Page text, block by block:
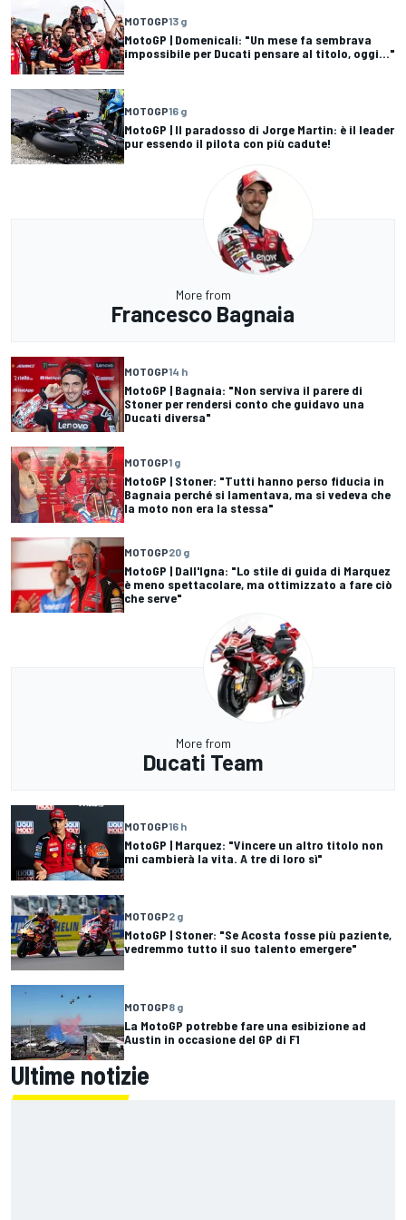
MOTOGP13 g
MotoGP | Domenicali: "Un mese fa sembrava
impossibile per Ducati pensare al titolo, oggi..."
MOTOGP16 g
MotoGP | Il paradosso di Jorge Martin: è il leader
pur essendo il pilota con più cadute!
More from
Francesco Bagnaia
MOTOGP14 h
MotoGP | Bagnaia: "Non serviva il parere di
Stoner per rendersi conto che guidavo una
Ducati diversa"
MOTOGP1 g
MotoGP | Stoner: "Tutti hanno perso fiducia in
Bagnaia perché si lamentava, ma si vedeva che
la moto non era la stessa"
MOTOGP20 g
MotoGP | Dall'Igna: "Lo stile di guida di Marquez
è meno spettacolare, ma ottimizzato a fare ciò
che serve"
More from
Ducati Team
MOTOGP16 h
MotoGP | Marquez: "Vincere un altro titolo non
mi cambierà la vita. A tre di loro sì"
MOTOGP2 g
MotoGP | Stoner: "Se Acosta fosse più paziente,
vedremmo tutto il suo talento emergere"
MOTOGP8 g
La MotoGP potrebbe fare una esibizione ad
Austin in occasione del GP di F1
Ultime notizie